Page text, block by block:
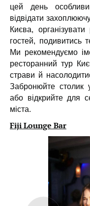
цей день
відвідати
Києва,
гостей, подивитись
Ми рекомендуємо
ресторанний тур
страви й
Забронюйте столик
або відкрийте для
міста.
Fiji Lounge Bar